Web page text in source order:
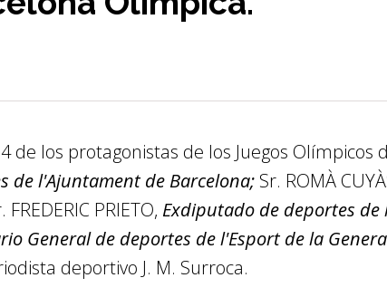
los protagonistas de los Juegos Olímpicos
de l'Ajuntament de Barcelona; Sr. ROMÀ
FREDERIC PRIETO, Exdiputado de deportes
General de deportes de l'Esport de la
deportivo J. M. Surroca.